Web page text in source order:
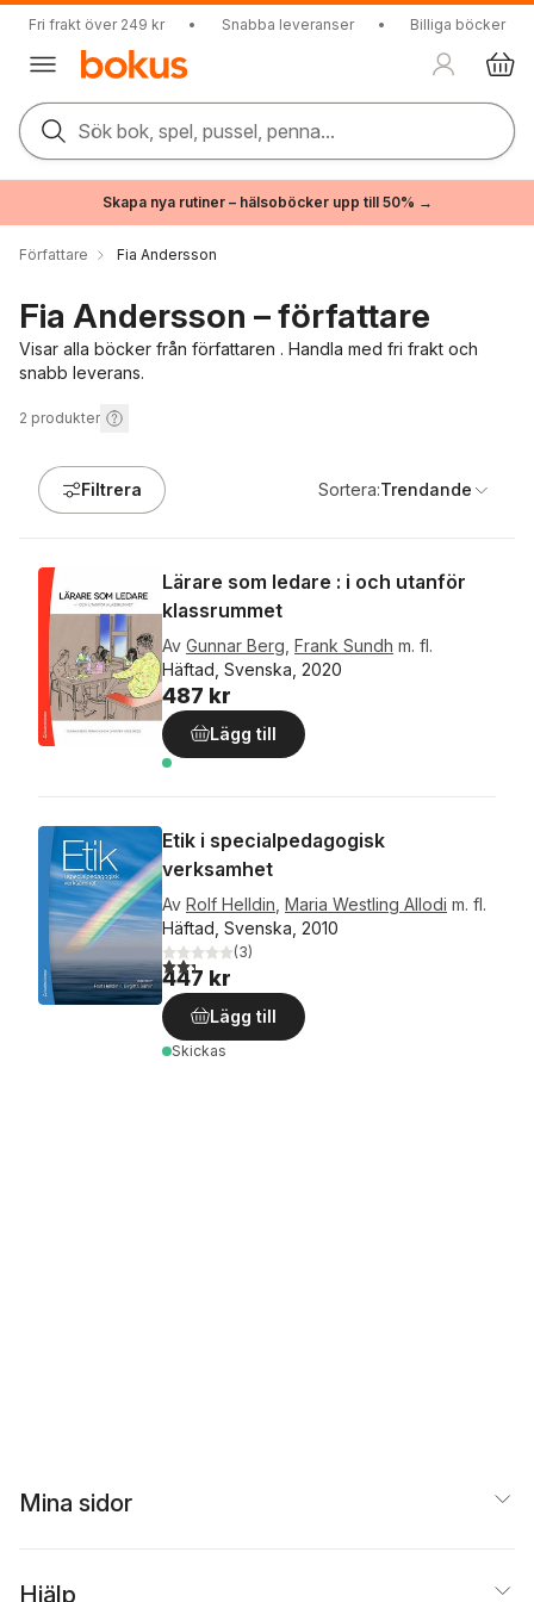
Fri frakt över 249 kr • Snabba leveranser • Billiga böcker
Sök bok, spel, pussel, penna...
Skapa nya rutiner – hälsoböcker upp till 50% →
Författare Fia Andersson
Fia Andersson – författare
Visar alla böcker från författaren . Handla med fri frakt och
snabb leverans.
2 produkter
Filtrera Sortera:Trendande
Lärare som ledare : i och utanför
klassrummet
Av Gunnar Berg Frank Sundh m. fl.
Häftad, Svenska, 2020
487 kr
Lägg till
Etik i specialpedagogisk
verksamhet
Av Rolf Helldin Maria Westling Allodi m. fl.
Häftad, Svenska, 2010
2,3utav 5 stjärnor. Totalt antal röster:
(3)
447 kr
Lägg till
Skickas
Mina sidor
Hjälp